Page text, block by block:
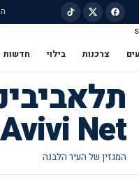
s
צרכנות בילוי חדשות
Avivi Net